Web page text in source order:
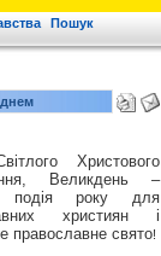
Пошук
Христового
Великдень –
подія року для
християн і
православне свято!